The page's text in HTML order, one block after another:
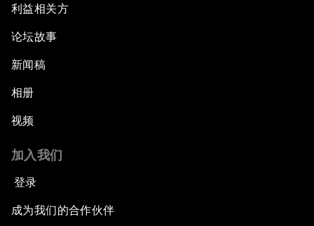
利益相关方
论坛故事
新闻稿
相册
视频
加入我们
登录
成为我们的合作伙伴